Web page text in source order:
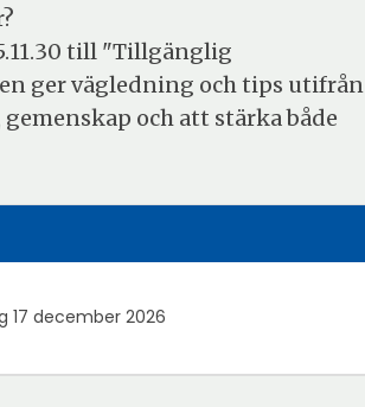
till "Tillgänglig
ger vägledning och tips utifrån
och att stärka både
17 december 2026